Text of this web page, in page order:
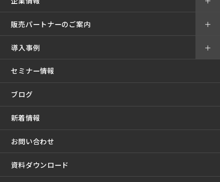
販売パートナーのご案内 ＋
導入事例
セミナー情報
＋
ブログ
新着情報
お問い合わせ
資料ダウンロード